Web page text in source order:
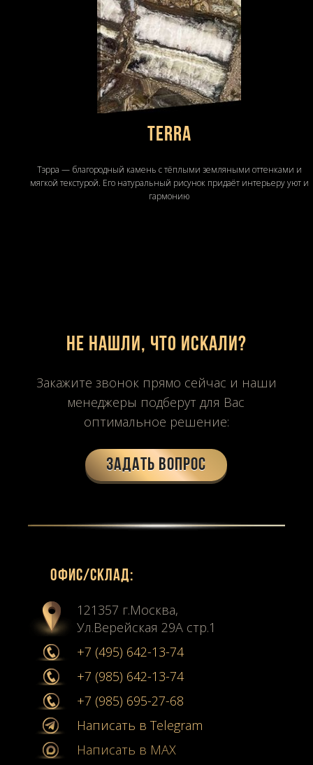
Terra
Тэрра — благородный камень с тёплыми земляными оттенками и
мягкой текстурой. Его натуральный рисунок придаёт интерьеру уют и
гармонию
Не нашли, что искали?
Закажите звонок прямо сейчас и наши
менеджеры подберут для Вас
оптимальное решение:
Задать вопрос
Офиc/склад:
121357 г.Москва,
Ул.Верейская 29А стр.1
+7 (495) 642-13-74
+7 (985) 642-13-74
+7 (985) 695-27-68
Написать в Telegram
Написать в MAX